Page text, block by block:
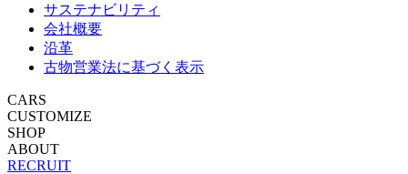
サステナビリティ
会社概要
沿革
古物営業法に基づく表示
CARS
CUSTOMIZE
SHOP
ABOUT
RECRUIT